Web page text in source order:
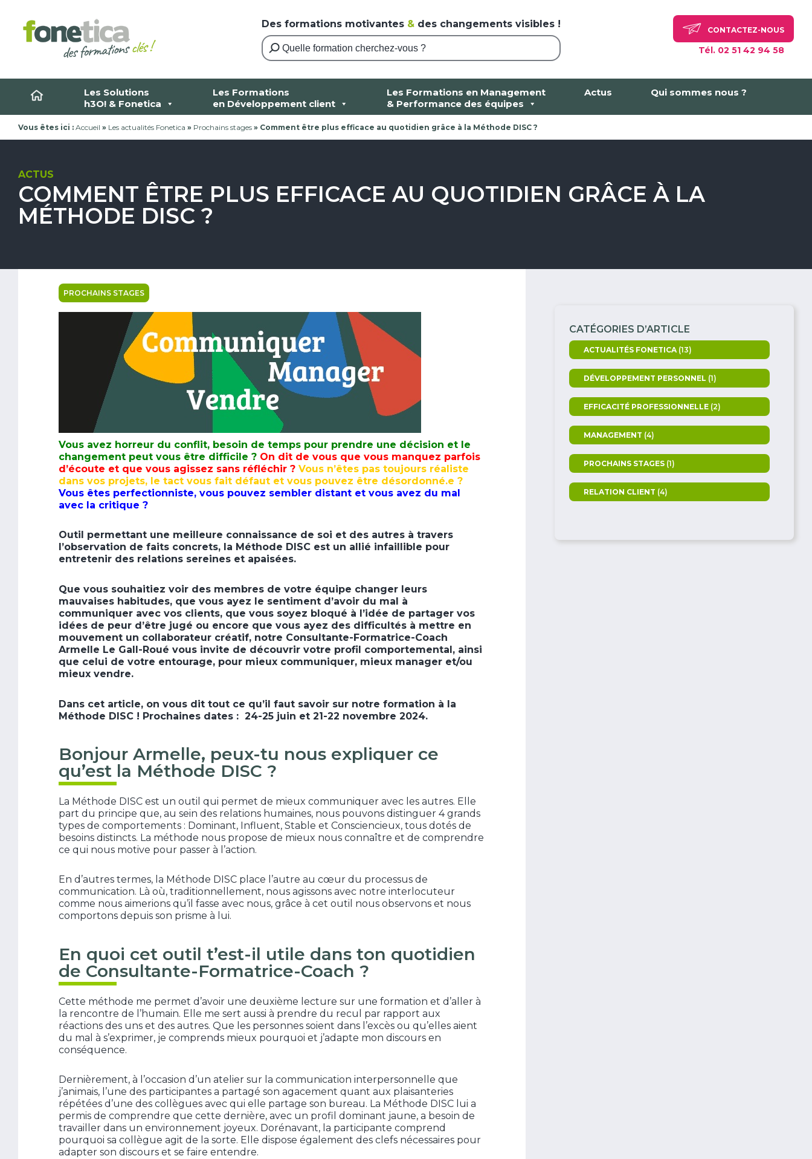
content
Des formations motivantes & des changements visibles !
CONTACTEZ-NOUS
Tél. 02 51 42 94 58
Les Solutions
h3O! & Fonetica
Les Formations
en Développement client
Les Formations en Management
& Performance des équipes
Actus Qui sommes nous ?
Vous êtes ici : Accueil » Les actualités Fonetica » Prochains stages » Comment être plus efficace au quotidien grâce à la Méthode DISC ?
ACTUS
COMMENT ÊTRE PLUS EFFICACE AU QUOTIDIEN GRÂCE À LA
MÉTHODE DISC ?
PROCHAINS STAGES
Vous avez horreur du conflit, besoin de temps pour prendre une décision et le
changement peut vous être difficile ? On dit de vous que vous manquez parfois
d’écoute et que vous agissez sans réfléchir ? Vous n’êtes pas toujours réaliste
dans vos projets, le tact vous fait défaut et vous pouvez être désordonné.e ?
Vous êtes perfectionniste, vous pouvez sembler distant et vous avez du mal
avec la critique ?
Outil permettant une meilleure connaissance de soi et des autres à travers
l’observation de faits concrets, la Méthode DISC est un allié infaillible pour
entretenir des relations sereines et apaisées.
Que vous souhaitiez voir des membres de votre équipe changer leurs
mauvaises habitudes, que vous ayez le sentiment d’avoir du mal à
communiquer avec vos clients, que vous soyez bloqué à l’idée de partager vos
idées de peur d’être jugé ou encore que vous ayez des difficultés à mettre en
mouvement un collaborateur créatif, notre Consultante-Formatrice-Coach
Armelle Le Gall-Roué vous invite de découvrir votre profil comportemental, ainsi
que celui de votre entourage, pour mieux communiquer, mieux manager et/ou
mieux vendre.
Dans cet article, on vous dit tout ce qu’il faut savoir sur notre formation à la
Méthode DISC ! Prochaines dates : 24-25 juin et 21-22 novembre 2024.
Bonjour Armelle, peux-tu nous expliquer ce
qu’est la Méthode DISC ?
La Méthode DISC est un outil qui permet de mieux communiquer avec les autres. Elle
part du principe que, au sein des relations humaines, nous pouvons distinguer 4 grands
types de comportements : Dominant, Influent, Stable et Consciencieux, tous dotés de
besoins distincts. La méthode nous propose de mieux nous connaître et de comprendre
ce qui nous motive pour passer à l’action.
En d’autres termes, la Méthode DISC place l’autre au cœur du processus de
communication. Là où, traditionnellement, nous agissons avec notre interlocuteur
comme nous aimerions qu’il fasse avec nous, grâce à cet outil nous observons et nous
comportons depuis son prisme à lui.
En quoi cet outil t’est-il utile dans ton quotidien
de Consultante-Formatrice-Coach ?
Cette méthode me permet d’avoir une deuxième lecture sur une formation et d’aller à
la rencontre de l’humain. Elle me sert aussi à prendre du recul par rapport aux
réactions des uns et des autres. Que les personnes soient dans l’excès ou qu’elles aient
du mal à s’exprimer, je comprends mieux pourquoi et j’adapte mon discours en
conséquence.
Dernièrement, à l’occasion d’un atelier sur la communication interpersonnelle que
j’animais, l’une des participantes a partagé son agacement quant aux plaisanteries
répétées d’une des collègues avec qui elle partage son bureau. La Méthode DISC lui a
permis de comprendre que cette dernière, avec un profil dominant jaune, a besoin de
travailler dans un environnement joyeux. Dorénavant, la participante comprend
pourquoi sa collègue agit de la sorte. Elle dispose également des clefs nécessaires pour
adapter son discours et se faire entendre.
CATÉGORIES D’ARTICLE
ACTUALITÉS FONETICA (13)
DÉVELOPPEMENT PERSONNEL (1)
EFFICACITÉ PROFESSIONNELLE (2)
MANAGEMENT (4)
PROCHAINS STAGES (1)
RELATION CLIENT (4)